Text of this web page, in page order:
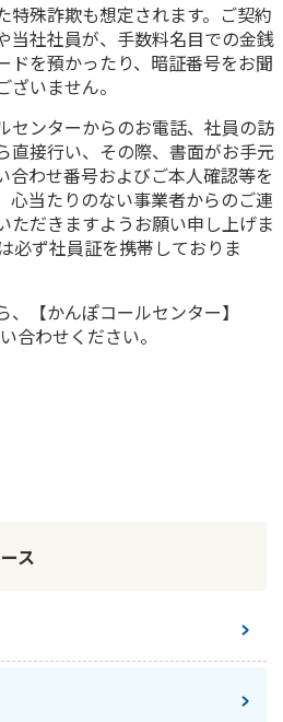
こと
等の確認の取り組み
ントでかかる費用とは？
まへ
ての取り組み
ア／ソーシャルメディア
まサービス向上の取組み
特殊詐欺も想定されます。ご契約
当社社員が、手数料名目での金銭
ドを預かったり、暗証番号をお聞
いません。
センターからのお電話、社員の訪
直接行い、その際、書面がお手元
合わせ番号およびご本人確認等を
心当たりのない事業者からのご連
ただきますようお願い申し上げま
必ず社員証を携帯しておりま
【かんぽコールセンター】
合わせください。
ス